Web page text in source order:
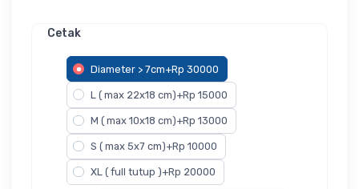
Cetak
Diameter > 7cm+Rp 30000
L ( max 22x18 cm)+Rp 15000
M ( max 10x18 cm)+Rp 13000
S ( max 5x7 cm)+Rp 10000
XL ( full tutup )+Rp 20000